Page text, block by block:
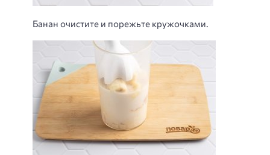
Банан очистите и порежьте кружочками.